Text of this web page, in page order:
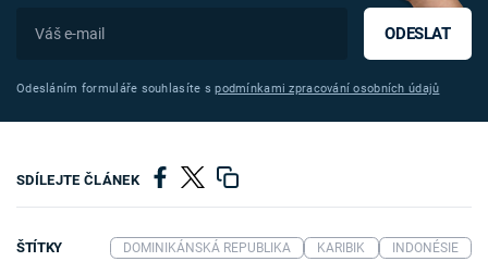
ODESLAT
Odesláním formuláře souhlasíte spodmínkami zpracování osobních údajů
SDÍLEJTE ČLÁNEK
ŠTÍTKY DOMINIKÁNSKÁ REPUBLIKA KARIBIK INDONÉSIE